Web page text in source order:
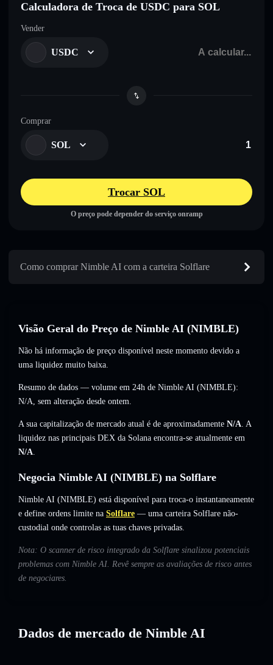
Calculadora de Troca de USDC para SOL
Vender
USDC
Comprar
SOL
Trocar SOL
O preço pode depender do serviço onramp
Como comprar Nimble AI com a carteira Solflare
Visão Geral do Preço de Nimble AI (NIMBLE)
Não há informação de preço disponível neste momento devido a
uma liquidez muito baixa.
Resumo de dados — volume em 24h de Nimble AI (NIMBLE):
N/A, sem alteração desde ontem.
A sua capitalização de mercado atual é de aproximadamente N/A. A
liquidez nas principais DEX da Solana encontra-se atualmente em
N/A.
Negocia Nimble AI (NIMBLE) na Solflare
Nimble AI (NIMBLE) está disponível para troca-o instantaneamente
e define ordens limite na Solflare — uma carteira Solflare não-
custodial onde controlas as tuas chaves privadas.
Nota: O scanner de risco integrado da Solflare sinalizou potenciais
problemas com Nimble AI. Revê sempre as avaliações de risco antes
de negociares.
Dados de mercado de Nimble AI